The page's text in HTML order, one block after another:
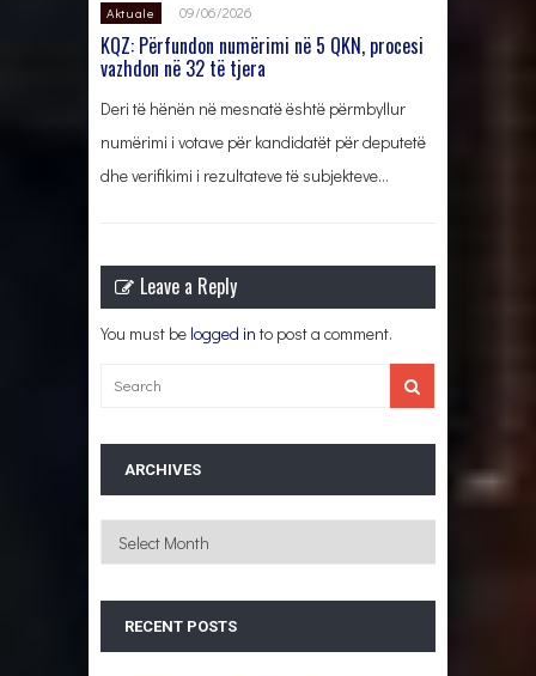
Aktuale 09/06/2026
KQZ: Përfundon numërimi në 5 QKN, procesi
vazhdon në 32 të tjera
Deri të hënën në mesnatë është përmbyllur
numërimi i votave për kandidatët për deputetë
dhe verifikimi i rezultateve të subjekteve…
Leave a Reply
You must be logged in to post a comment.
ARCHIVES
Archives
RECENT POSTS